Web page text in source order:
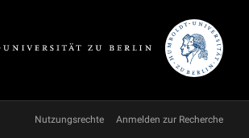
Nutzungsrechte Anmelden zur Recherche